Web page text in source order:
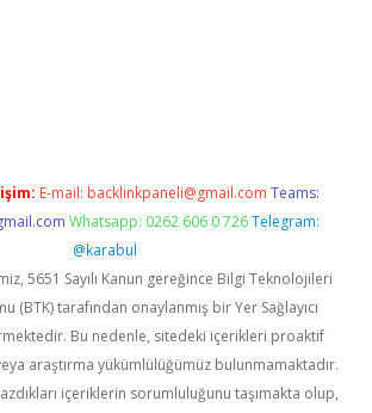
E-mail: backlinkpaneli@gmail.com Teams:
Whatsapp: 0262 606 0 726 Telegram:
@karabul
5651 Sayılı Kanun gereğince Bilgi Teknolojileri
(BTK) tarafından onaylanmış bir Yer Sağlayıcı
Bu nedenle, sitedeki içerikleri proaktif
araştırma yükümlülüğümüz bulunmamaktadır.
içeriklerin sorumluluğunu taşımakta olup,